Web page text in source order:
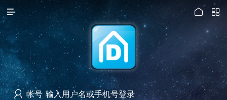

访问电脑版
 

 帐号